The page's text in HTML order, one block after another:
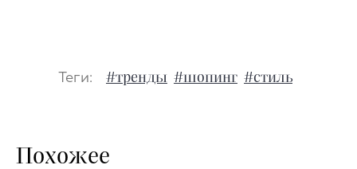
Теги: #тренды #шопинг #стиль
Похожее